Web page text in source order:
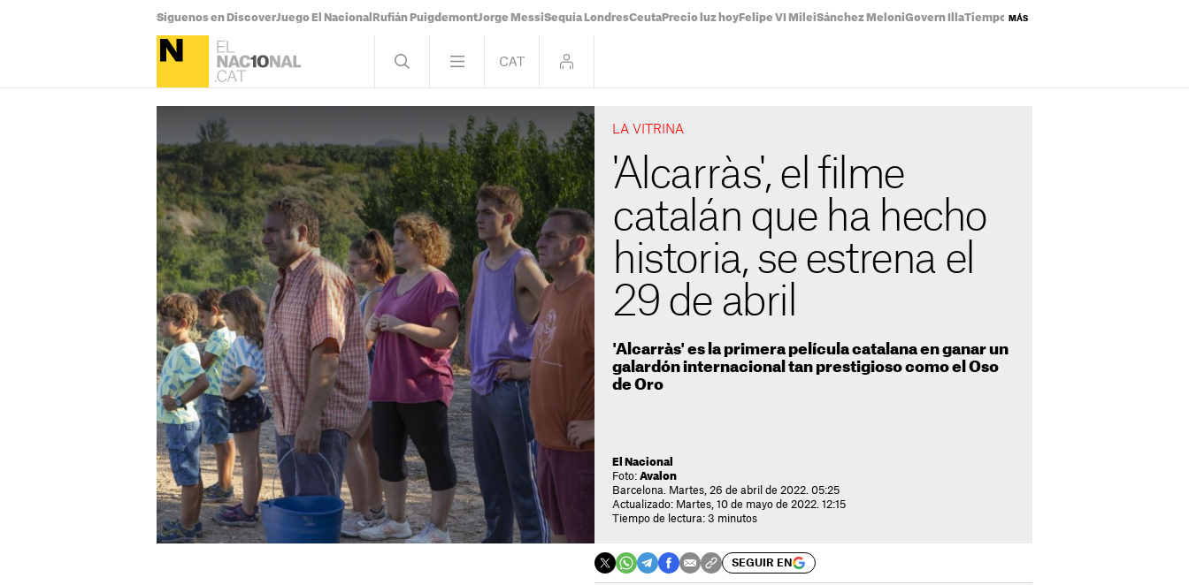
Síguenos en DiscoverJuego El Nacional Rufián PuigdemontJorge MessiSequía LondresCeuta Precio luz hoy Felipe VI MileiSánchez MeloniGovern IllaTiempo Catalunya
MÁS
LA VITRINA
'Alcarràs', el filme
catalán que ha hecho
historia, se estrena el
29 de abril
'Alcarràs' es la primera película catalana en ganar un
galardón internacional tan prestigioso como el Oso
de Oro
El Nacional
Foto: Avalon
Barcelona. Martes, 26 de abril de 2022. 05:25
Actualizado: Martes, 10 de mayo de 2022. 12:15
Tiempo de lectura: 3 minutos
SEGUIR EN